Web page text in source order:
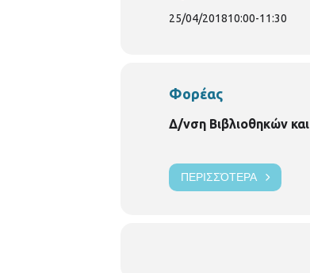
25/04/201810:00-11:30
Φορέας
Δ/νση Βιβλιοθηκών
ΠΕΡΙΣΣΌΤΕΡΑ